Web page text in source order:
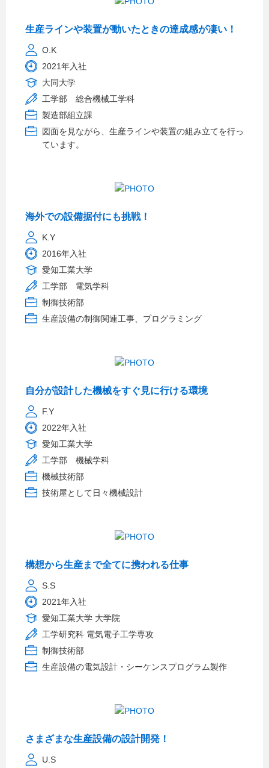
生産ラインや装置が動いたときの達成感が凄い！
O.K
2021年入社
大同大学
工学部 総合機械工学科
製造部組立課
図面を見ながら、生産ラインや装置の組み立てを行っ
ています。
海外での設備据付にも挑戦！
K.Y
2016年入社
愛知工業大学
工学部 電気学科
制御技術部
生産設備の制御関連工事、プログラミング
自分が設計した機械をすぐ見に行ける環境
F.Y
2022年入社
愛知工業大学
工学部 機械学科
機械技術部
技術屋として日々機械設計
構想から生産まで全てに携われる仕事
S.S
2021年入社
愛知工業大学 大学院
工学研究科 電気電子工学専攻
制御技術部
生産設備の電気設計・シーケンスプログラム製作
さまざまな生産設備の設計開発！
U.S